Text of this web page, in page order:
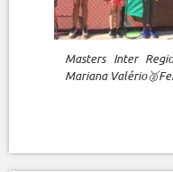
Masters Inter
Mariana